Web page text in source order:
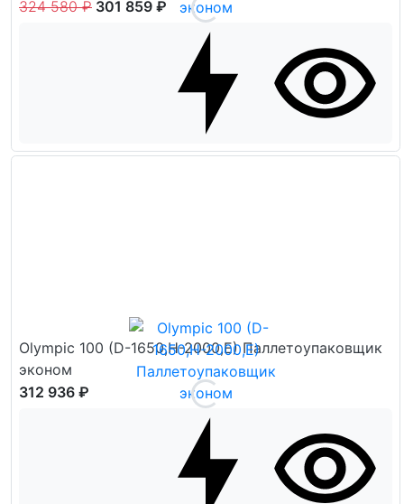
324 580 ₽ 301 859 ₽
Olympic 100 (D-1650,H-2000,E) Паллетоупаковщик
эконом
312 936 ₽